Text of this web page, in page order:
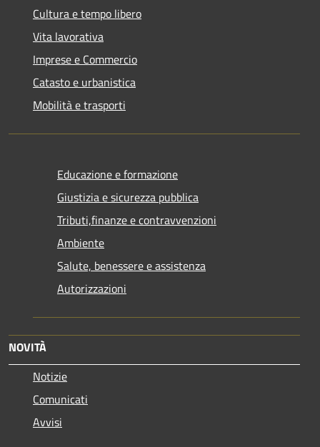
Cultura e tempo libero
Vita lavorativa
Imprese e Commercio
Catasto e urbanistica
Mobilità e trasporti
Educazione e formazione
Giustizia e sicurezza pubblica
Tributi,finanze e contravvenzioni
Ambiente
Salute, benessere e assistenza
Autorizzazioni
NOVITÀ
Notizie
Comunicati
Avvisi